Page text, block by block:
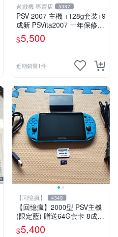
遊戲機 專賣店 5387
PSV 2007 主機 +128g套裝+9
成新 PSVita2007 一年保修
遊戲機 以改 變革
$5,500
近期銷量1件
【回憶瘋】 4349
【回憶瘋】2000型 PSV主機
(限定藍) 贈送64G套卡 8成5
新 遊戲機 PSVITA
$5,400